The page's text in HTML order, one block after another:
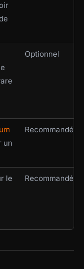
Optionnel
un
Recommandé
le
Recommandé